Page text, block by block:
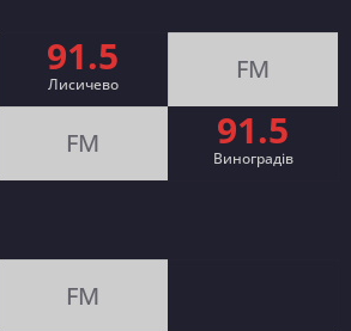
91.5
Лисичево FM
FM 91.5
Виноградів
FM